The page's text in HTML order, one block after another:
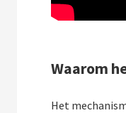
Waarom
Het